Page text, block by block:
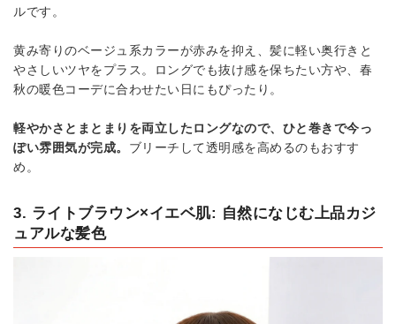
ルです。
黄み寄りのベージュ系カラーが赤みを抑え、髪に軽い奥行きと
やさしいツヤをプラス。ロングでも抜け感を保ちたい方や、春
秋の暖色コーデに合わせたい日にもぴったり。
軽やかさとまとまりを両立したロングなので、ひと巻きで今っ
ぽい雰囲気が完成。 ブリーチして透明感を高めるのもおすす
め。
3. ライトブラウン×イエベ肌: 自然になじむ上品カジ
ュアルな髪色